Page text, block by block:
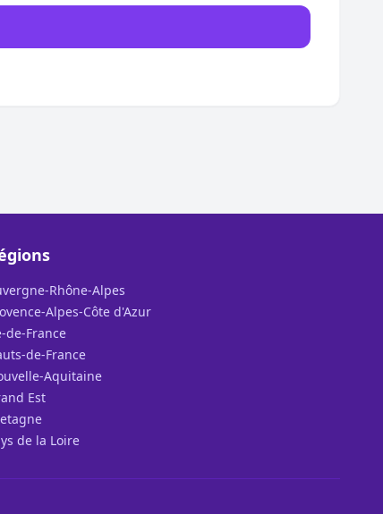
Rhône-Alpes
Alpes-Côte d'Azur
de-France
de-France
Aquitaine
Est
de la Loire